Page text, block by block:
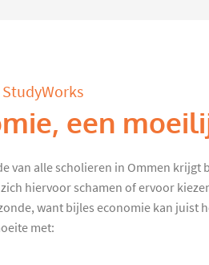
een
van alle scholieren in Ommen krijgt
hiervoor schamen of ervoor
want bijles economie kan juist
met: